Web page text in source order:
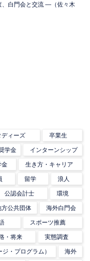
、白門会と交流 ―（佐々木
ィーズ 卒業生
学金 インターンシップ
金 生き方・キャリア
留学 浪人
公認会計士 環境
方公共団体 海外白門会
スポーツ推薦
・将来 実態調査
・プログラム） 海外